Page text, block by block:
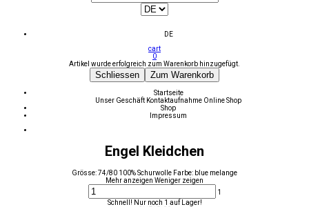
DE
cart
0
Artikel wurde erfolgreich zum Warenkorb hinzugefügt.
Schliessen Zum Warenkorb
Startseite
Unser Geschäft Kontaktaufnahme Online Shop
Shop
Impressum
Engel Kleidchen
Grösse: 74/80 100% Schurwolle Farbe: blue melange
Mehr anzeigen Weniger zeigen
1
Schnell! Nur noch 1 auf Lager!